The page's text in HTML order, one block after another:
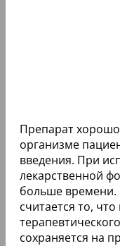
Препарат хорошо
организме
введения. При
лекарственной
больше времени.
считается то,
сохраняется на